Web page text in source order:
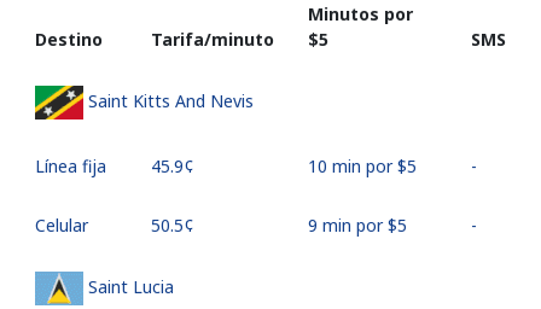
Destino Tarifa/minuto
Minutos por
⁦$5⁩
SMS
Saint Kitts And Nevis
Línea fija ⁦45.9¢⁩ 10 min por ⁦$5⁩ -
Celular ⁦50.5¢⁩ 9 min por ⁦$5⁩ -
Saint Lucia